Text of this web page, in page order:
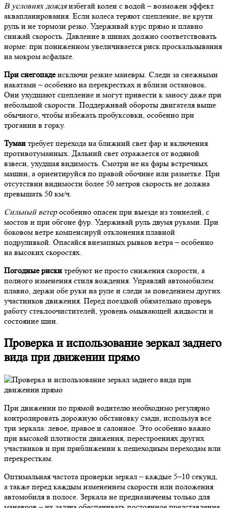
В условиях дождяизбегай колеи с водой – возможен эффект
аквапланирования. Если колеса теряют сцепление, не крути
руль и не тормози резко. Удерживай курс прямо и плавно
снижай скорость. Давление в шинах должно соответствовать
норме: при пониженном увеличивается риск проскальзывания
на мокром асфальте.
При снегопадеисключи резкие маневры. Следи за снежными
накатами – особенно на перекрестках и вблизи остановок.
Они ухудшают сцепление и могут привести к заносу даже при
небольшой скорости. Поддерживай обороты двигателя выше
обычного, чтобы избежать пробуксовки, особенно при
трогании в горку.
Туман требует перехода на ближний свет фар и включения
противотуманных. Дальний свет отражается от водяной
взвеси, ухудшая видимость. Смотри не на фары встречных
машин, а ориентируйся по правой обочине или разметке. При
отсутствии видимости более 50 метров скорость не должна
превышать 50 км/ч.
Сильный ветерособенно опасен при выезде из тоннелей, с
мостов и при обгоне фур. Удерживай руль двумя руками. При
боковом ветре компенсируй отклонения плавной
подруливкой. Опасайся внезапных рывков ветра – особенно
на высоких скоростях.
Погодные риски требуют не просто снижения скорости, а
полного изменения стиля вождения. Управляй автомобилем
плавно, держи обе руки на руле и следи за поведением других
участников движения. Перед поездкой обязательно проверь
работу стеклоочистителей, уровень омывающей жидкости и
состояние шин.
Проверка и использование зеркал заднего
вида при движении прямо
При движении по прямой водителю необходимо регулярно
контролировать дорожную обстановку сзади, используя все
три зеркала: левое, правое и салонное. Это особенно важно
при высокой плотности движения, перестроениях других
участников и при приближении к пешеходным переходам или
перекресткам.
Оптимальная частота проверки зеркал – каждые 5–10 секунд,
а также перед каждым изменением скорости или положения
автомобиля в полосе. Зеркала не предназначены только для